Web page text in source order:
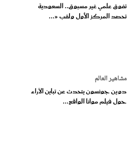
تفوق علمي غير مسبوق.. السعودية
تحصد المركز الأول ولقب «...
مشاهير العالم
دوين جونسون يتحدث عن تباين الآراء
حول فيلم موانا الواقع...